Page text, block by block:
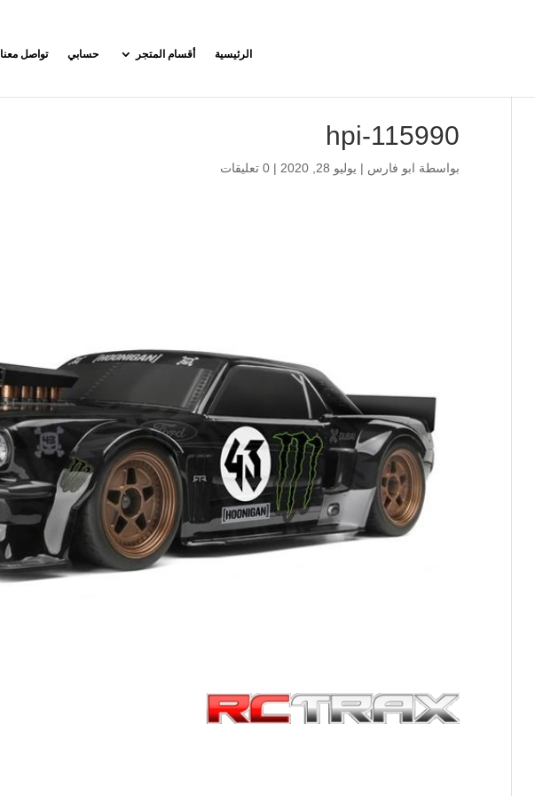
الرئيسية أقسام المتجر حسابي تواصل معنا
hpi-115990
بواسطة ابو فارس | يوليو 28, 2020 | 0 تعليقات